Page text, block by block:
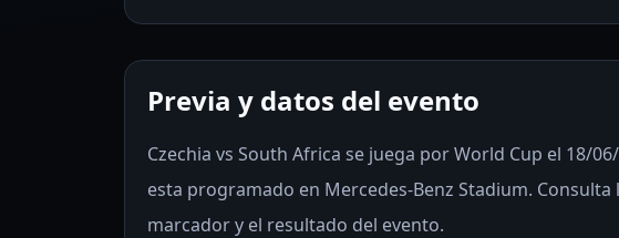
Previa y datos del evento
Czechia vs South Africa se juega por World Cup el 18/
esta programado en Mercedes-Benz Stadium.
marcador y el resultado del evento.